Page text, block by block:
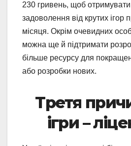
230 гривень, щоб
задоволення від крутих ігор
місяця. Окрім очевидних
можна ще й підтримати
більше ресурсу для
або розробки нових.
Третя
ігри –